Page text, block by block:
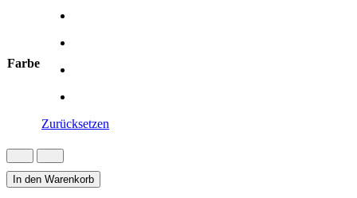
Farbe
Zurücksetzen
Retro
Iconic
Digitaluhr
In den Warenkorb